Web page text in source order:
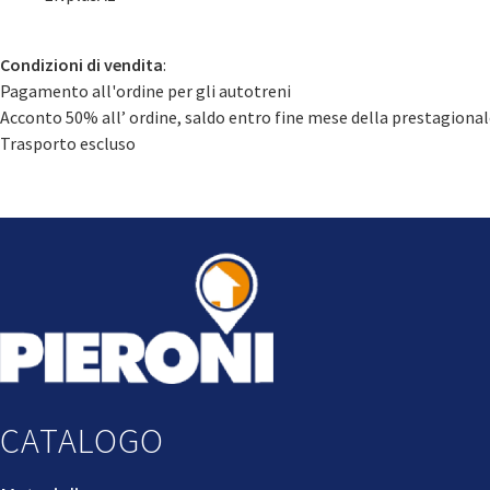
Condizioni di vendita:
Pagamento all'ordine per gli autotreni
Acconto 50% all’ ordine, saldo entro fine mese della
Trasporto escluso
CATALOGO